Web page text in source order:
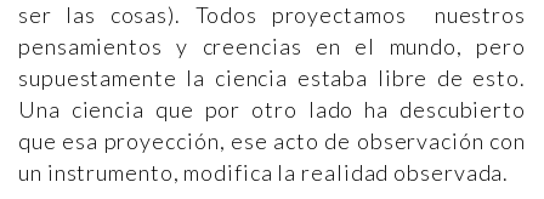
ser las cosas). Todos proyectamos nuestros
pensamientos y creencias en el mundo, pero
supuestamente la ciencia estaba libre de esto.
Una ciencia que por otro lado ha descubierto
que esa proyección, ese acto de observación con
un instrumento, modifica la realidad observada.